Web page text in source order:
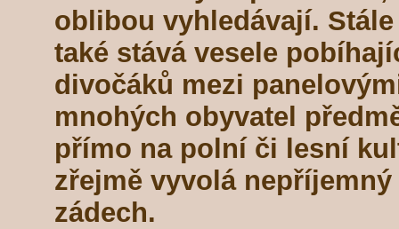
oblibou vyhledávají.
také stává vesele
divočáků mezi
mnohých obyvatel
přímo na polní či lesní
zřejmě vyvolá
zádech.